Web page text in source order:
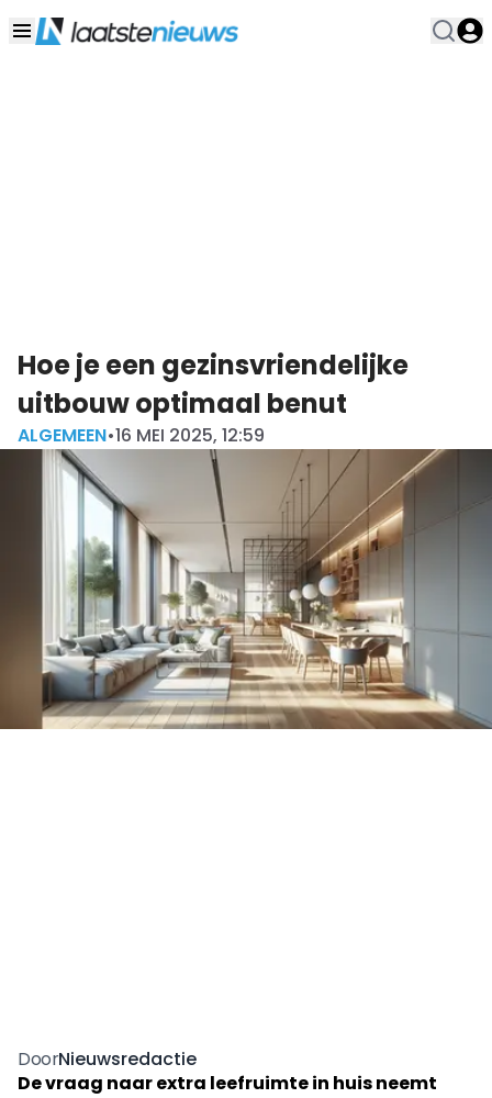
Hoe je een gezinsvriendelijke
uitbouw optimaal benut
ALGEMEEN•16 MEI 2025, 12:59
DoorNieuwsredactie
De vraag naar extra leefruimte in huis neemt